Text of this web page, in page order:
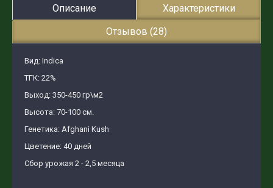
Описание
Характеристики
Отзывов (28)
Вид: Indica
ТГК: 22%
Выход: 350-450 гр\м2
Высота: 70-100 см.
Генетика: Afghani Kush
Цветение: 40 дней
Сбор урожая 2 - 2,5 месяца